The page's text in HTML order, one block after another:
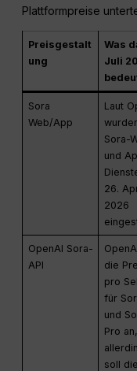
Plattformpreise
Preisgestalt
ung
Was
Juli
Sora
Web/App
Laut
Sora-
und
26.
2026
OpenAI Sora-
API
die
pro
für
und
Pro an,
soll